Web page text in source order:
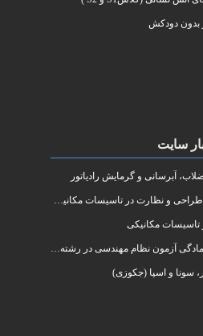
بدون دودکش
سایت
آبرسانی و گرمایش رادیاتور
و نظارت در تاسیسات مکانیکی
تاسیسات مکانیکی
در رشته طراحی و نظارت تاسیسات مکانیکی ساختمان
سونا و اسپا (جکوزی)